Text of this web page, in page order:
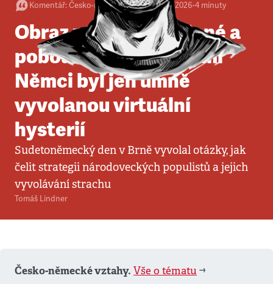
Komentář:Česko-německé vztahy•24. 5. 2026•4 minuty
Obraz země vystrašené a
pobouřené sudetskými
Němci byl jen umně
vyvolanou virtuální
hysterií
Sudetoněmecký den v Brně vyvolal otázky, jak
čelit strategii národoveckých populistů a jejich
vyvolávání strachu
Tomáš Lindner
Česko-německé vztahy. Vše o tématu ➡️